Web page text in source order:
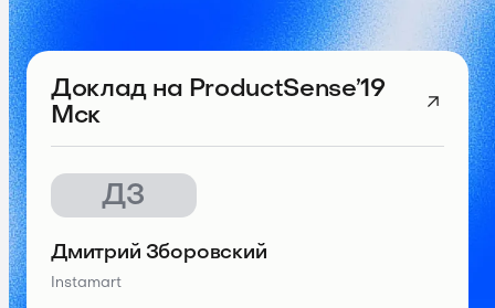
Доклад на ProductSense’19
Мск
ДЗ
Дмитрий Зборовский
Instamart